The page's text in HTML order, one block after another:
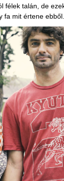
félek talán, de
fa mit értene ebből.